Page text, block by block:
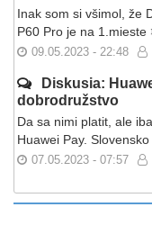
Inak som si všimol, že
P60 Pro je na 1.mieste
09.05.2023 - 22:48
Diskusia:
dobrodružstvo
Da sa nimi platit, ale
Huawei Pay.
07.05.2023 - 07:57